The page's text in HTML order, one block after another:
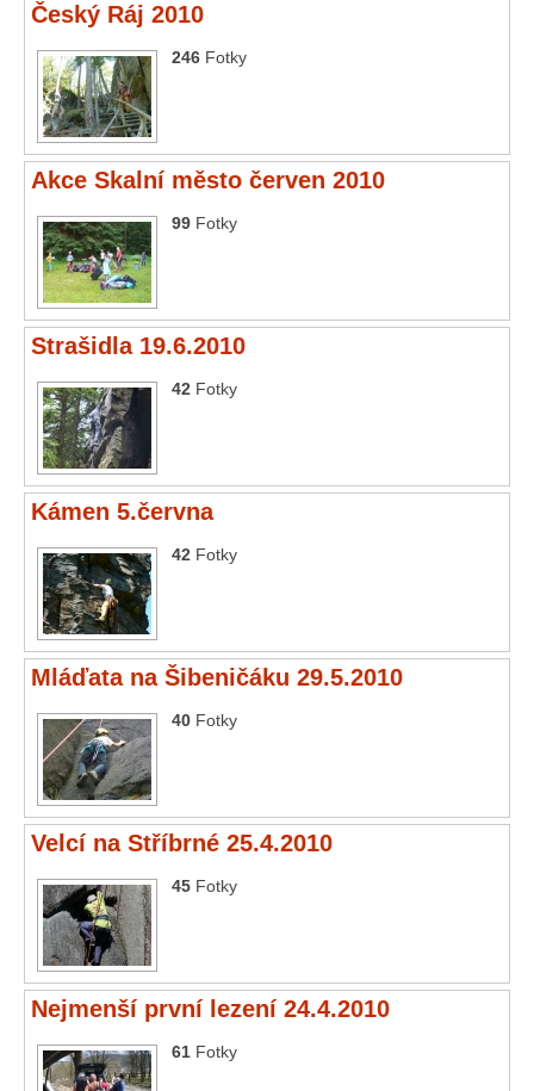
Český Ráj 2010
246 Fotky
Akce Skalní město červen 2010
99 Fotky
Strašidla 19.6.2010
42 Fotky
Kámen 5.června
42 Fotky
Mláďata na Šibeničáku 29.5.2010
40 Fotky
Velcí na Stříbrné 25.4.2010
45 Fotky
Nejmenší první lezení 24.4.2010
61 Fotky